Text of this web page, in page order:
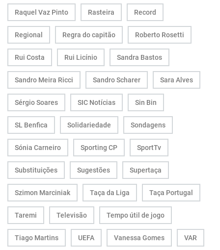
Raquel Vaz Pinto Rasteira Record
Regional Regra do capitão Roberto Rosetti
Rui Costa Rui Licínio Sandra Bastos
Sandro Meira Ricci Sandro Scharer Sara Alves
Sérgio Soares SIC Notícias Sin Bin
SL Benfica Solidariedade Sondagens
Sónia Carneiro Sporting CP SportTv
Substituições Sugestões Supertaça
Szimon Marciniak Taça da Liga Taça Portugal
Taremi Televisão Tempo útil de jogo
Tiago Martins UEFA Vanessa Gomes VAR